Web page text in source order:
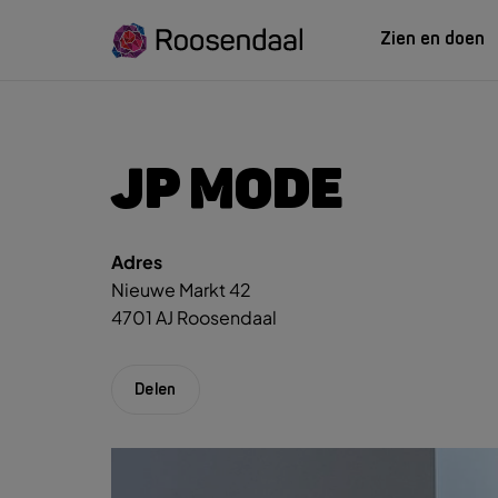
Zien en doen
ZIEN EN
Wandelen
LEREN
INTROosendaal
JP MODE
Adres
Nieuwe Markt 42
4701 AJ Roosendaal
Delen